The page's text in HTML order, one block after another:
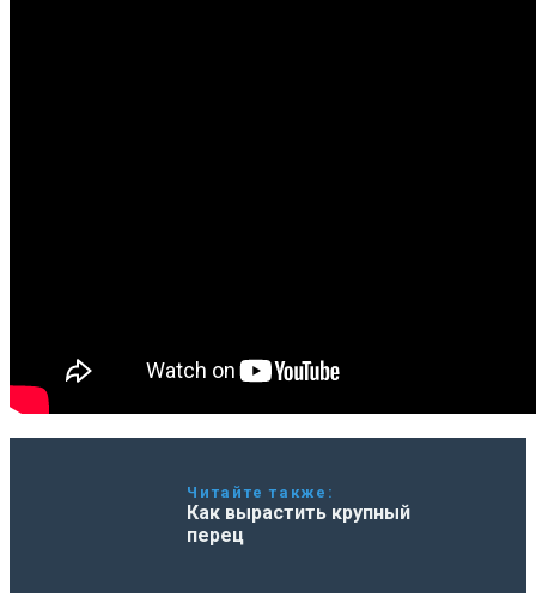
Читайте также:
Как вырастить крупный
перец